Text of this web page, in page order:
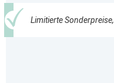
Limitierte